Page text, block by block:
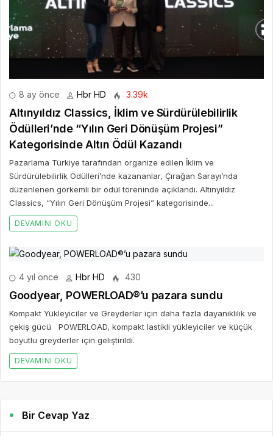
8 ay önce Hbr HD 3.39k
Altınyıldız Classics, İklim ve Sürdürülebilirlik
Ödülleri’nde “Yılın Geri Dönüşüm Projesi”
Kategorisinde Altın Ödül Kazandı
Pazarlama Türkiye tarafından organize edilen İklim ve
Sürdürülebilirlik Ödülleri’nde kazananlar, Çırağan Sarayı’nda
düzenlenen görkemli bir ödül töreninde açıklandı. Altınyıldız
Classics, “Yılın Geri Dönüşüm Projesi” kategorisinde...
DEVAMINI OKU
4 yıl önce Hbr HD 430
Goodyear, POWERLOAD®’u pazara sundu
Kompakt Yükleyiciler ve Greyderler için daha fazla dayanıklılık ve
çekiş gücü POWERLOAD, kompakt lastikli yükleyiciler ve küçük
boyutlu greyderler için geliştirildi.
DEVAMINI OKU
Bir Cevap Yaz